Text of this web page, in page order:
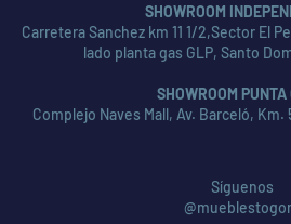
SHOWROOM
Carretera Sanchez km 11 1/2,Sector El
lado planta gas GLP, Santo
SHOWROOM
Complejo Naves Mall, Av. Barceló, Km.
Síguenos